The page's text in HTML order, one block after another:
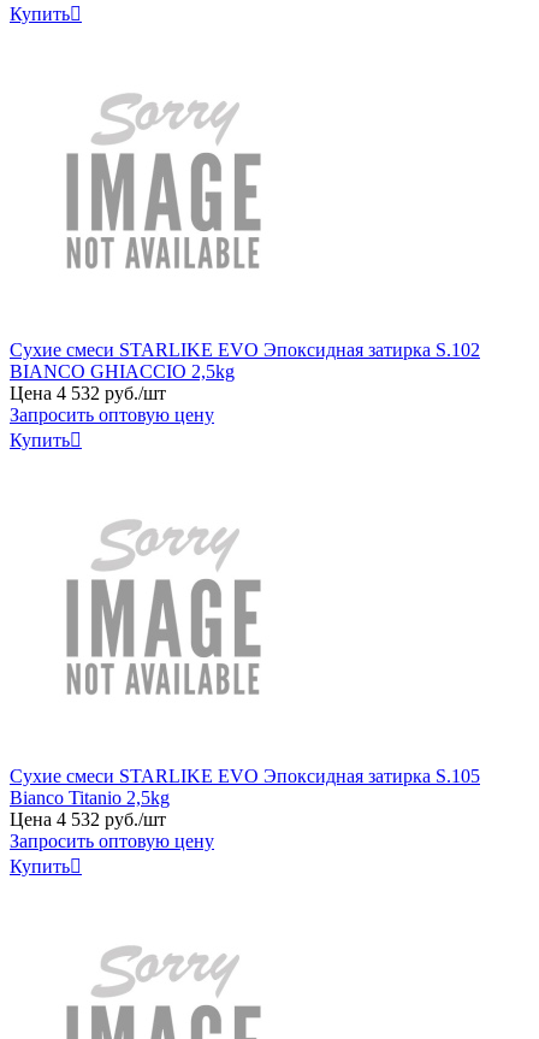
Купить
Сухие смеси STARLIKE EVO Эпоксидная затирка S.102
BIANCO GHIACCIO 2,5kg
Цена 4 532 руб./шт
Запросить оптовую цену
Купить
Сухие смеси STARLIKE EVO Эпоксидная затирка S.105
Bianco Titanio 2,5kg
Цена 4 532 руб./шт
Запросить оптовую цену
Купить